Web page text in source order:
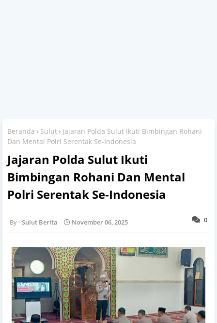
Beranda Sulut
Jajaran Polda Sulut Ikuti Bimbingan Rohani
Dan Mental Polri Serentak Se-Indonesia
Jajaran Polda Sulut Ikuti
Bimbingan Rohani Dan Mental
Polri Serentak Se-Indonesia
0
Sulut Berita November 06, 2025